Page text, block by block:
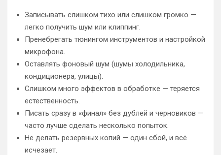
Записывать слишком тихо или слишком громко —
легко получить шум или клиппинг.
Пренебрегать тюнингом инструментов и настройкой
микрофона.
Оставлять фоновый шум (шумы холодильника,
кондиционера, улицы).
Слишком много эффектов в обработке — теряется
естественность.
Писать сразу в «финал» без дублей и черновиков —
часто лучше сделать несколько попыток.
Не делать резервных копий — один сбой, и всё
исчезает.